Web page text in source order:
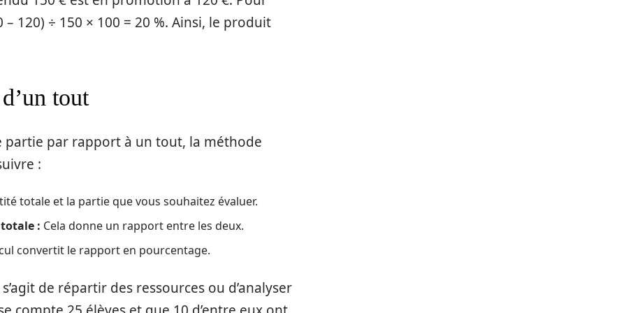
120) ÷ 150 × 100 = 20 %. Ainsi, le produit
tout
partie par rapport à un tout, la méthode
:
totale et la partie que vous souhaitez évaluer.
: Cela donne un rapport entre les deux.
convertit le rapport en pourcentage.
de répartir des ressources ou d’analyser